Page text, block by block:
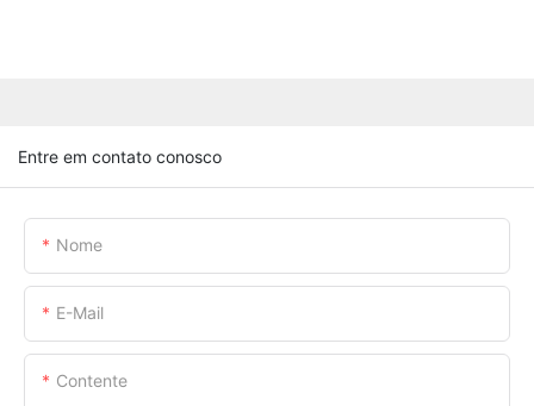
Entre em contato conosco
Nome
E-Mail
Contente